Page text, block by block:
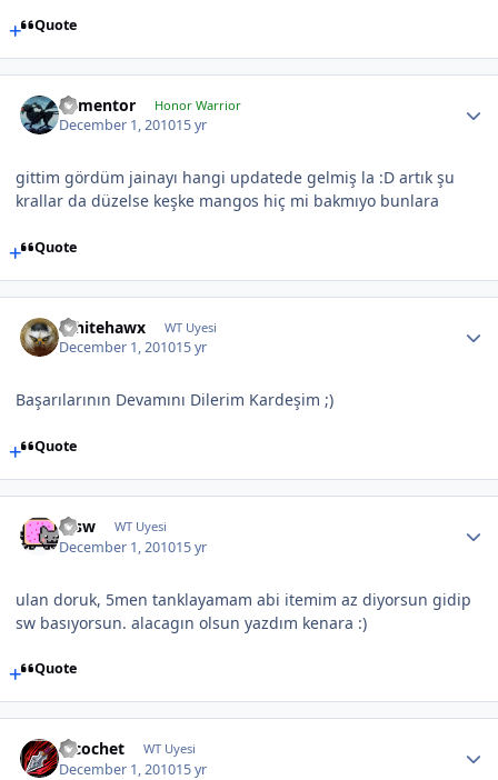
Quote
dementor Honor Warrior
December 1, 201015 yr
gittim gördüm jainayı hangi updatede gelmiş la :D artık şu
krallar da düzelse keşke mangos hiç mi bakmıyo bunlara
Quote
Whitehawx WT Uyesi
December 1, 201015 yr
Başarılarının Devamını Dilerim Kardeşim ;)
Quote
etsw WT Uyesi
December 1, 201015 yr
ulan doruk, 5men tanklayamam abi itemim az diyorsun gidip
sw basıyorsun. alacagın olsun yazdım kenara :)
Quote
Ricochet WT Uyesi
December 1, 201015 yr